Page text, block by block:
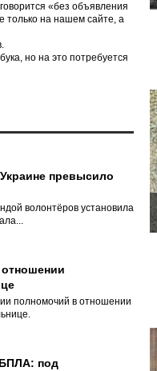
«без объявления
только на нашем сайте, а
но на это потребуется
превысило
волонтёров установила
полномочий в отношении
под